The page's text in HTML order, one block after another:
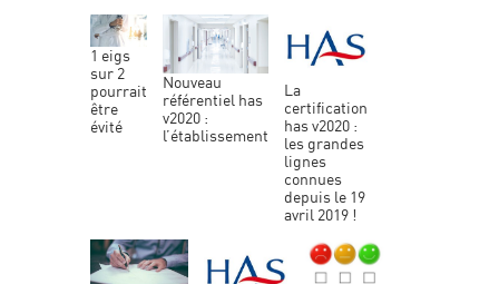
1 eigs
sur 2
pourrait
être
évité
nouveau
référentiel has
v2020 :
l’établissement
la
certification
has v2020 :
les grandes
lignes
connues
depuis le 19
avril 2019 !